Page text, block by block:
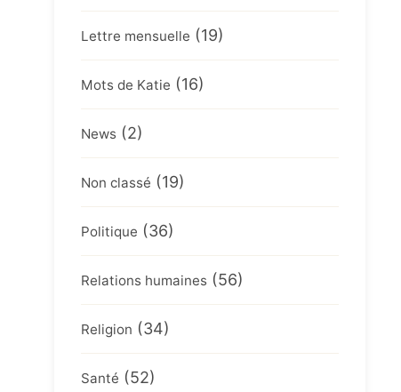
Lettre mensuelle (19)
Mots de Katie (16)
News (2)
Non classé (19)
Politique (36)
Relations humaines (56)
Religion (34)
Santé (52)